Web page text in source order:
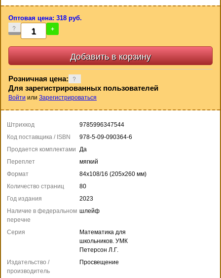
Оптовая цена: 318 руб.
- +
Розничная цена:
Для зарегистрированных пользователей
Войти или Зарегистрироваться
Штрихкод
9785996347544
Код поставщика / ISBN
978-5-09-090364-6
Продается комплектами Да
Переплет
мягкий
Формат
84x108/16 (205x260 мм)
Количество страниц
80
Год издания
2023
Наличие в федеральном
перечне
шлейф
Серия
Математика для
школьников. УМК
Петерсон Л.Г.
Издательство /
производитель
Просвещение